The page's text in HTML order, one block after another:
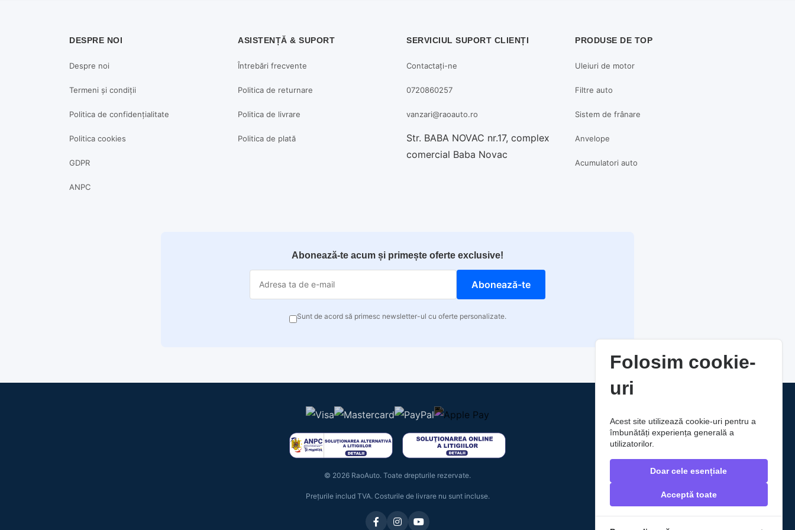
DESPRE NOI
Despre noi
Termeni și condiții
Politica de confidențialitate
Politica cookies
GDPR
ANPC
ASISTENȚĂ & SUPORT
Întrebări frecvente
Politica de returnare
Politica de livrare
Politica de plată
SERVICIUL SUPORT CLIENȚI
Contactați-ne
0720860257
vanzari@raoauto.ro
Str. BABA NOVAC nr.17, complex
comercial Baba Novac
PRODUSE DE TOP
Uleiuri de motor
Filtre auto
Sistem de frânare
Anvelope
Acumulatori auto
Abonează-te acum și primește oferte exclusive!
Abonează-te
Sunt de acord să primesc newsletter-ul cu oferte personalizate.
© 2026 RaoAuto. Toate drepturile rezervate.
Prețurile includ TVA. Costurile de livrare nu sunt incluse.
Folosim cookie-
uri
Acest site utilizează cookie-uri pentru a
îmbunătăți experiența generală a
utilizatorilor.
Doar cele esențiale
Acceptă toate